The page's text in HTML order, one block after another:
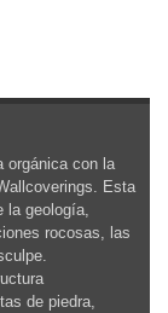
orgánica con la
Esta
la geología,
rocosas, las
de piedra,